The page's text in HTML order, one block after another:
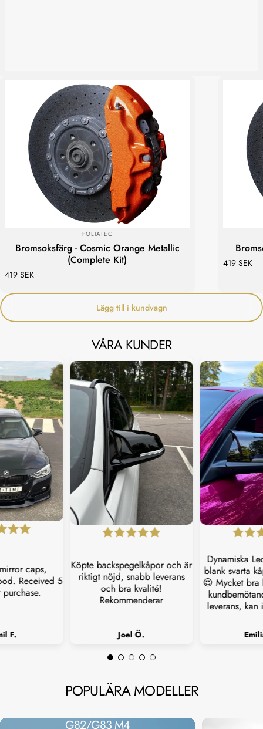
Se Mer!
Upptäck våra 40 stycken olika bromsoksfärger. i
Lager & Redo att Skickas!
LEVERANTÖR:
FOLIATEC
Bromsoksfärg - Cosmic Orange Metallic
(Complete Kit)
419 SEK
419 SEK
Lägg till i kundvagn
VÅRA KUNDER
caps,
Received 5
F.
Köpte backspegelkåpor och är
riktigt nöjd, snabb leverans
och bra kvalité!
Rekommenderar
Joel Ö.
Dynamiska
blank svarta
😍 Mycket bra
leverans,
POPULÄRA MODELLER
G82/G83 M4